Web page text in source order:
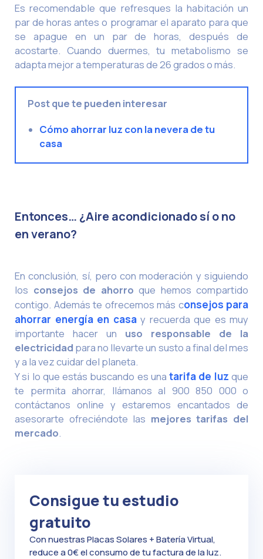
Es recomendable que refresques la habitación un
par de horas antes o programar el aparato para que
se apague en un par de horas, después de
acostarte. Cuando duermes, tu metabolismo se
adapta mejor a temperaturas de 26 grados o más.
Post que te pueden interesar
Cómo ahorrar luz con la nevera de tu
casa
Entonces… ¿Aire acondicionado sí o no
en verano?
En conclusión, sí, pero con moderación y siguiendo
los consejos de ahorro que hemos compartido
contigo. Además te ofrecemos más consejos para
ahorrar energía en casay recuerda que es muy
importante hacer un uso responsable de la
electricidad para no llevarte un susto a final del mes
y a la vez cuidar del planeta.
Y si lo que estás buscando es unatarifa de luz que
te permita ahorrar, llámanos al 900 850 000 o
contáctanos online y estaremos encantados de
asesorarte ofreciéndote las mejores tarifas del
mercado.
Consigue tu estudio
gratuito
Con nuestras Placas Solares + Batería Virtual,
reduce a 0€ el consumo de tu factura de la luz.